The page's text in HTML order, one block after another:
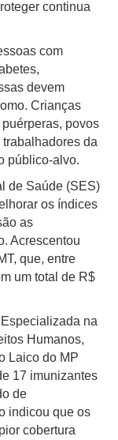
continua
com
devem
Crianças
povos
da
público-alvo.
de Saúde (SES)
os índices
as
Acrescentou
que, entre
um total de R$
na
Humanos,
Laico do MP
17 imunizantes
de
indicou que os
cobertura